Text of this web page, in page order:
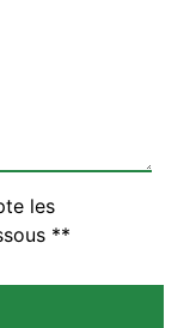
les
**